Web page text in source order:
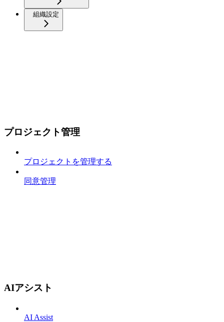
組織設定
プロジェクト管理
プロジェクトを管理する
同意管理
AIアシスト
AI Assist